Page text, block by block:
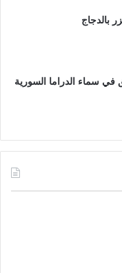
بالدجاج
في سماء الدراما السورية